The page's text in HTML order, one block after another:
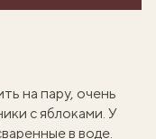
на пару, очень
с яблоками. У
в воде.